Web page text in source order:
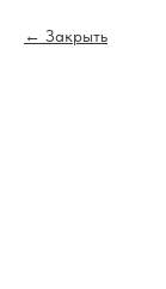
Закрыть